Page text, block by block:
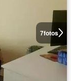
7fotos